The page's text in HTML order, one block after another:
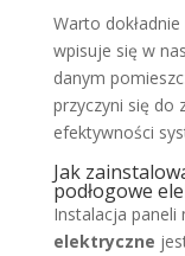
Warto
wpisuje się w
danym
przyczyni się do
efektywności
Jak
podłogowe
Instalacja paneli
elektryczne